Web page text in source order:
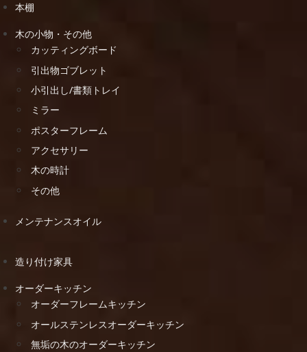
本棚
木の小物・その他
カッティングボード
引出物ゴブレット
小引出し/書類トレイ
ミラー
ポスターフレーム
アクセサリー
木の時計
その他
メンテナンスオイル
造り付け家具
オーダーキッチン
オーダーフレームキッチン
オールステンレスオーダーキッチン
無垢の木のオーダーキッチン